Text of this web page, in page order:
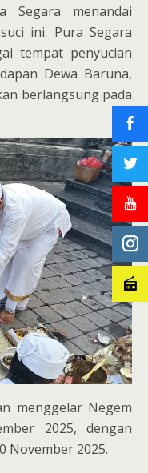
Segara menandai
ini. Pura Segara
tempat penyucian
Dewa Baruna,
berlangsung pada
menggelar Negem
2025, dengan
November 2025.